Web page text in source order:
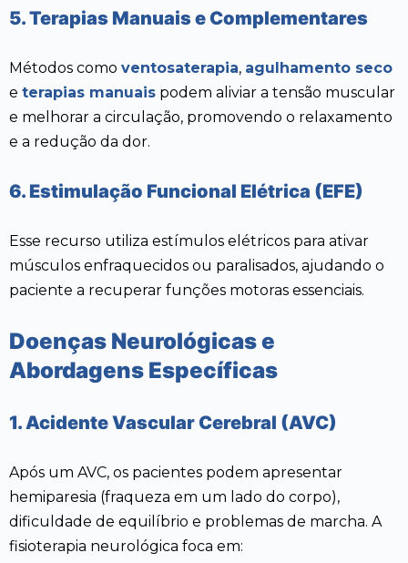
5. Terapias Manuais e Complementares
Métodos como ventosaterapia, agulhamento seco
e terapias manuais podem aliviar a tensão muscular
e melhorar a circulação, promovendo o relaxamento
e a redução da dor.
6. Estimulação Funcional Elétrica (EFE)
Esse recurso utiliza estímulos elétricos para ativar
músculos enfraquecidos ou paralisados, ajudando o
paciente a recuperar funções motoras essenciais.
Doenças Neurológicas e
Abordagens Específicas
1. Acidente Vascular Cerebral (AVC)
Após um AVC, os pacientes podem apresentar
hemiparesia (fraqueza em um lado do corpo),
dificuldade de equilíbrio e problemas de marcha. A
fisioterapia neurológica foca em: